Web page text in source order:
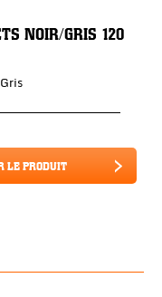
NOIR/GRIS 120
LE PRODUIT